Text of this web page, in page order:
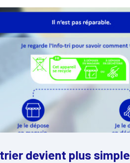
devient plus simple